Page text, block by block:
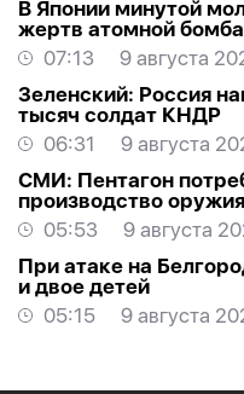
В Японии минутой
жертв атомной
07:13
9 августа
Зеленский: Россия
тысяч солдат КНДР
06:31
9 августа
СМИ: Пентагон
производство оружия
05:53
9 августа
При атаке на
и двое детей
05:15
9 августа